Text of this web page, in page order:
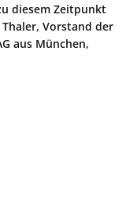
diesem Zeitpunkt
Vorstand der
aus München,